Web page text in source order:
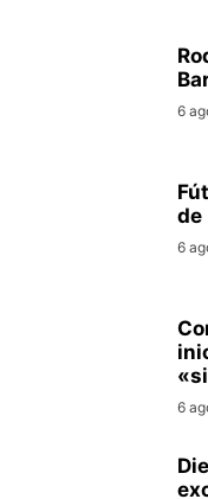
6
de
6
6